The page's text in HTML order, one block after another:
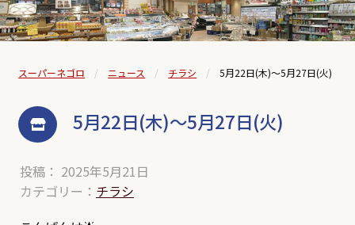
スーパーネゴロ ニュース チラシ 5月22日(木)～5月27日(火)
5月22日(木)～5月27日(火)
投稿： 2025年5月21日
カテゴリー： チラシ